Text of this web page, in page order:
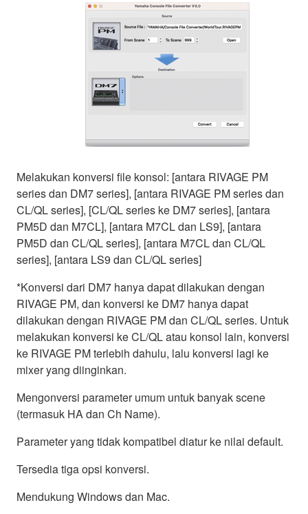
Melakukan konversi file konsol: [antara RIVAGE PM
series dan DM7 series], [antara RIVAGE PM series dan
CL/QL series], [CL/QL series ke DM7 series], [antara
PM5D dan M7CL], [antara M7CL dan LS9], [antara
PM5D dan CL/QL series], [antara M7CL dan CL/QL
series], [antara LS9 dan CL/QL series]
*Konversi dari DM7 hanya dapat dilakukan dengan
RIVAGE PM, dan konversi ke DM7 hanya dapat
dilakukan dengan RIVAGE PM dan CL/QL series. Untuk
melakukan konversi ke CL/QL atau konsol lain, konversi
ke RIVAGE PM terlebih dahulu, lalu konversi lagi ke
mixer yang diinginkan.
Mengonversi parameter umum untuk banyak scene
(termasuk HA dan Ch Name).
Parameter yang tidak kompatibel diatur ke nilai default.
Tersedia tiga opsi konversi.
Mendukung Windows dan Mac.